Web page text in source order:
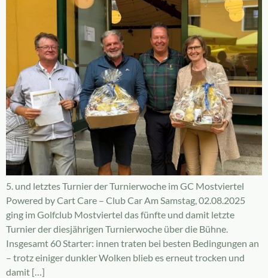
5. und letztes Turnier der Turnierwoche im GC Mostviertel
Powered by Cart Care – Club Car Am Samstag, 02.08.2025
ging im Golfclub Mostviertel das fünfte und damit letzte
Turnier der diesjährigen Turnierwoche über die Bühne.
Insgesamt 60 Starter: innen traten bei besten Bedingungen an
– trotz einiger dunkler Wolken blieb es erneut trocken und
damit […]